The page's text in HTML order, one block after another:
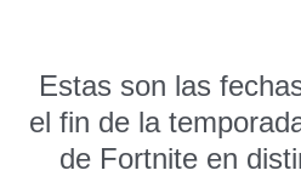
Estas son las
el fin de la
de Fortnite en